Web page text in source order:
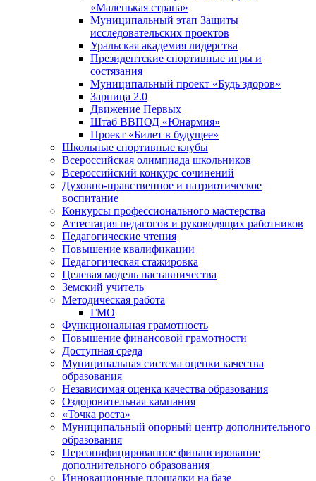
«Маленькая страна»
Муниципальный этап Защиты
исследовательских проектов
Уральская академия лидерства
Президентские спортивные игры и
состязания
Муниципальный проект «Будь здоров»
Зарница 2.0
Движение Первых
Штаб ВВПОД «Юнармия»
Проект «Билет в будущее»
Школьные спортивные клубы
Всероссийская олимпиада школьников
Всероссийский конкурс сочинений
Духовно-нравственное и патриотическое
воспитание
Конкурсы профессионального мастерства
Аттестация педагогов и руководящих работников
Педагогические чтения
Повышение квалификации
Педагогическая стажировка
Целевая модель наставничества
Земский учитель
Методическая работа
ГМО
Функциональная грамотность
Повышение финансовой грамотности
Доступная среда
Муниципальная система оценки качества
образования
Независимая оценка качества образования
Оздоровительная кампания
«Точка роста»
Муниципальный опорный центр дополнительного
образования
Персонифицированное финансирование
дополнительного образования
Инновационные площадки на базе